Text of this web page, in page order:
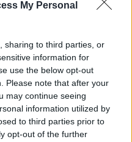
My Personal
sharing to third parties, or
information for
use the below opt-out
Please note that after your
may continue seeing
information utilized by
to third parties prior to
opt-out of the further